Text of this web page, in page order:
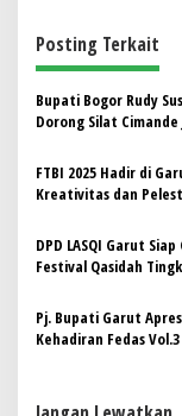
a
s
i
o
Posting Terkait
Bupati Bogor Rudy
Dorong Silat Cimande
FTBI 2025 Hadir di
Kreativitas dan
DPD LASQI Garut
Festival Qasidah
Tuan Rumah Tingkat
Pj. Bupati Garut
Kehadiran Fedas